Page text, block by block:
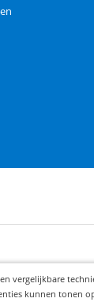
vergelijkbare
kunnen tonen